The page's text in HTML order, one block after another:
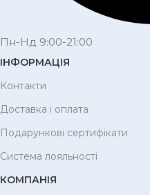
Пн-Нд 9:00-21:00
ІНФОРМАЦІЯ
Контакти
Доставка і оплата
Подарункові сертифікати
Система лояльності
КОМПАНІЯ